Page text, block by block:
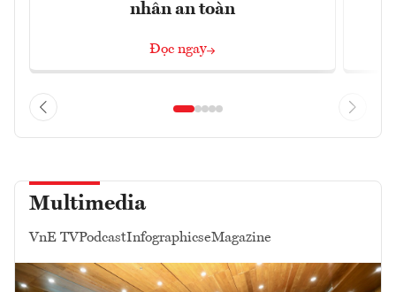
nhân an toàn
Đọc ngay
Multimedia
VnE TVPodcastInfographicseMagazine